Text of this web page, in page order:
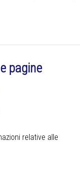
pagine
relative alle